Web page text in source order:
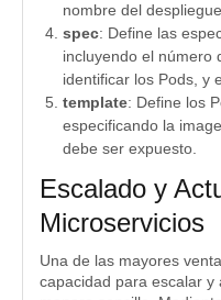
nombre del despliegue.
spec: Define las
incluyendo el número
identificar los Pods, y
template: Define los
especificando la
debe ser expuesto.
Escalado y
Microservicios
Una de las mayores
capacidad para escalar y